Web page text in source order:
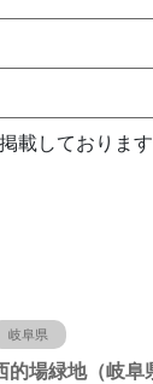
載しております
岐阜県